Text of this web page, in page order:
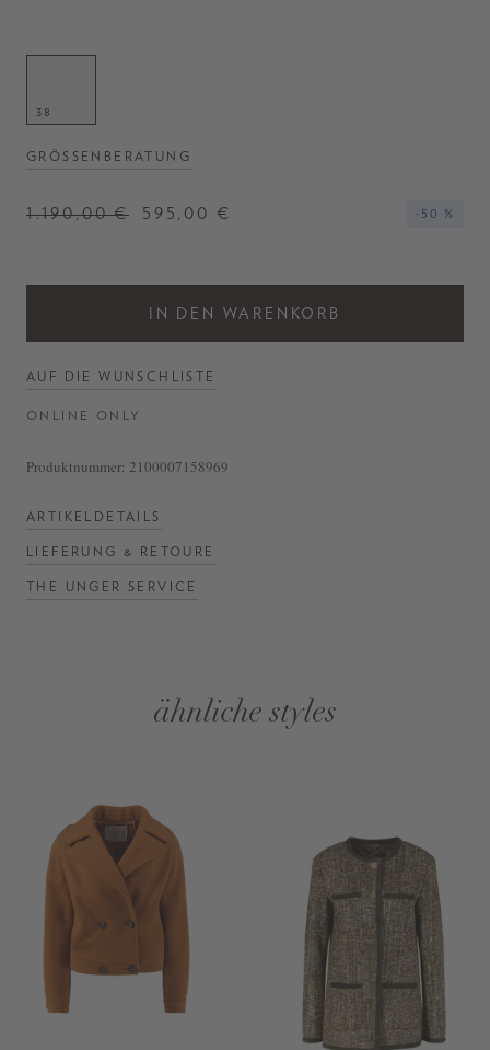
38
GRÖSSENBERATUNG
1.190,00 € 595,00 € -50 %
IN DEN WARENKORB
AUF DIE WUNSCHLISTE
ONLINE ONLY
Produktnummer: 2100007158969
ARTIKELDETAILS
LIEFERUNG & RETOURE
THE UNGER SERVICE
ähnliche styles